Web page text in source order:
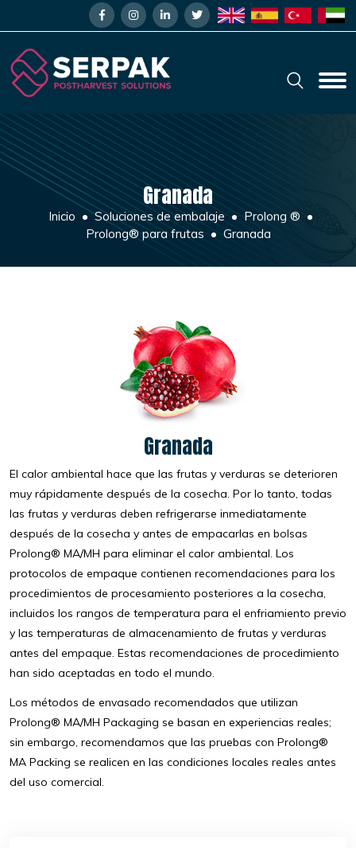
Granada
Inicio Soluciones de embalaje
Prolong ®
Prolong® para frutas
Granada
Granada
El calor ambiental hace que las frutas y verduras se deterioren
muy rápidamente después de la cosecha. Por lo tanto, todas
las frutas y verduras deben refrigerarse inmediatamente
después de la cosecha y antes de empacarlas en bolsas
Prolong® MA/MH para eliminar el calor ambiental. Los
protocolos de empaque contienen recomendaciones para los
procedimientos de procesamiento posteriores a la cosecha,
incluidos los rangos de temperatura para el enfriamiento previo
y las temperaturas de almacenamiento de frutas y verduras
antes del empaque. Estas recomendaciones de procedimiento
han sido aceptadas en todo el mundo.
Los métodos de envasado recomendados que utilizan
Prolong® MA/MH Packaging se basan en experiencias reales;
sin embargo, recomendamos que las pruebas con Prolong®
MA Packing se realicen en las condiciones locales reales antes
del uso comercial.